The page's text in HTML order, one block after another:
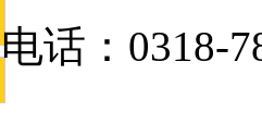
电话：0318-